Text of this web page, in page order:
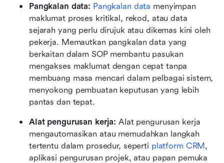
Pangkalan data: Pangkalan data menyimpan
maklumat proses kritikal, rekod, atau data
sejarah yang perlu dirujuk atau dikemas kini oleh
pekerja. Memautkan pangkalan data yang
berkaitan dalam SOP membantu pasukan
mengakses maklumat dengan cepat tanpa
membuang masa mencari dalam pelbagai sistem,
menyokong pembuatan keputusan yang lebih
pantas dan tepat.
Alat pengurusan kerja: Alat pengurusan kerja
mengautomasikan atau memudahkan langkah
tertentu dalam prosedur, seperti platform CRM,
aplikasi pengurusan projek, atau papan pemuka